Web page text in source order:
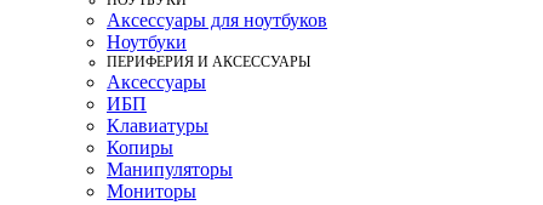
Аксессуары для ноутбуков
Ноутбуки
ПЕРИФЕРИЯ И АКСЕССУАРЫ
Аксессуары
ИБП
Клавиатуры
Копиры
Манипуляторы
Мониторы